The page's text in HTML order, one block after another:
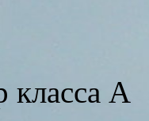
класса А